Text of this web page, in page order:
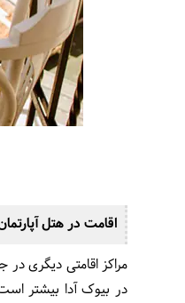
اقامت در هتل
مراکز اقامتی دیگری
در بیوک آدا بیشتر